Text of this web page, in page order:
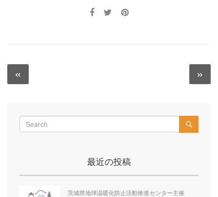
投
稿
ビ
ゲ
Previous
« »
最近の投稿
茨城県地球温暖化防止活動推進センター主催